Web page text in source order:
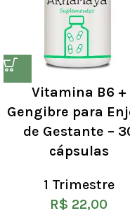
Vitamina B6 +
Gengibre para
de Gestante –
cápsulas
1 Trimestre
R$ 22,00